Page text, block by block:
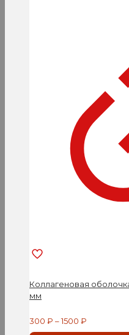
Коллагеновая
мм
300 ₽ –1500 ₽